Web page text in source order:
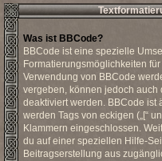
Was ist BBCode?
BBCode ist eine spezielle
Formatierungsmöglichkeiten
Verwendung von BBCode
vergeben, können jedoch
deaktiviert werden. BBCode ist
werden Tags von eckigen („[“
Klammern eingeschlossen.
du auf einer speziellen Hilfe-
Beitragserstellung aus